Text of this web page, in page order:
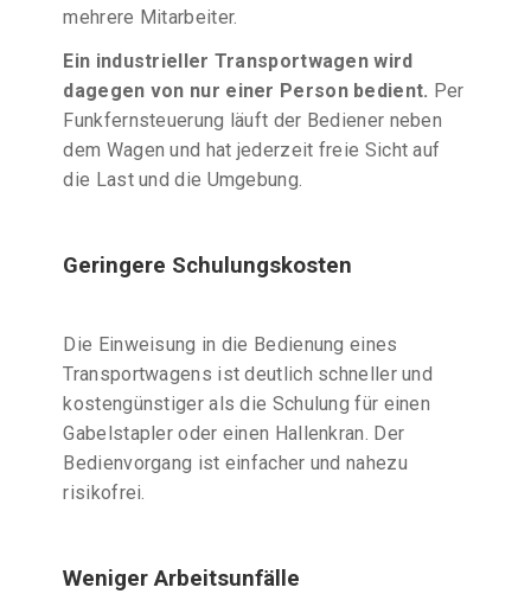
mehrere Mitarbeiter.
Ein industrieller Transportwagen wird
dagegen von nur einer Person bedient. Per
Funkfernsteuerung läuft der Bediener neben
dem Wagen und hat jederzeit freie Sicht auf
die Last und die Umgebung.
Geringere Schulungskosten
Die Einweisung in die Bedienung eines
Transportwagens ist deutlich schneller und
kostengünstiger als die Schulung für einen
Gabelstapler oder einen Hallenkran. Der
Bedienvorgang ist einfacher und nahezu
risikofrei.
Weniger Arbeitsunfälle